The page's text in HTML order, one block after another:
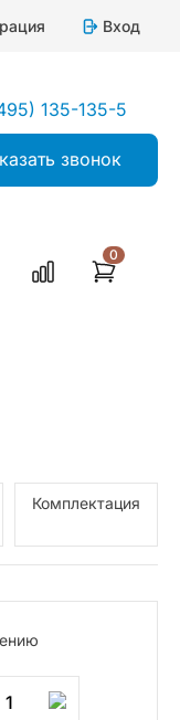
Вход
135-135-5
звонок
0
Комплектация
1